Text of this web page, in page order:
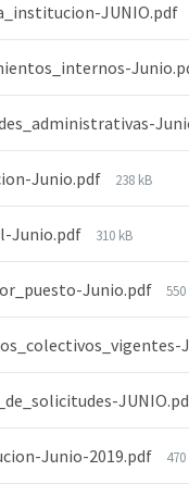
JUNIO.pdf
Junio.pdf 238 kB
Junio.pdf 310 kB
Junio.pdf
Junio-2019.pdf